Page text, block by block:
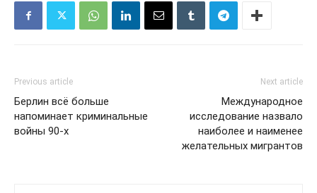
Previous article
Берлин всё больше
напоминает криминальные
войны 90-х
Next article
Международное
исследование назвало
наиболее и наименее
желательных мигрантов